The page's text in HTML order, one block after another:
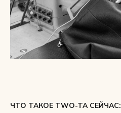
ЧТО ТАКОЕ TWO-TA СЕЙЧАС: